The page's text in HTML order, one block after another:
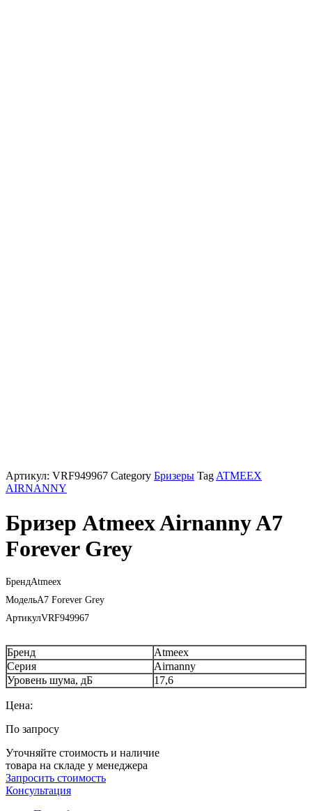
Артикул: VRF949967 Category Бризеры Tag ATMEEX
AIRNANNY
Бризер Atmeex Airnanny A7
Forever Grey
БрендAtmeex
МодельA7 Forever Grey
АртикулVRF949967
Бренд
Atmeex
Серия
Airnanny
Уровень шума, дБ
17,6
Цена:
По запросу
Уточняйте стоимость и наличие
товара на складе у менеджера
Запросить стоимость
Консультация